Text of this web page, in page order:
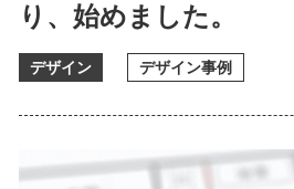
り、始めました。
デザイン デザイン事例